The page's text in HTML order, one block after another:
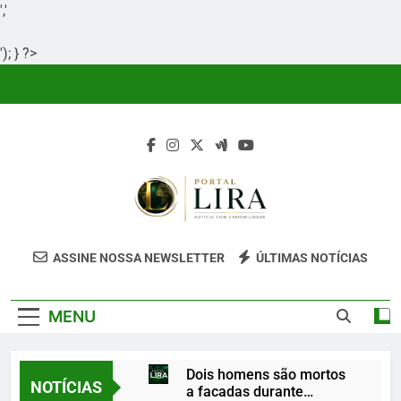
','
'); } ?>
Portal Lira
Portal Lira É Um Site Informativo
Clareza, Responsabilidade E Uma Boa
ASSINE NOSSA NEWSLETTER ÚLTIMAS NOTÍCIAS
MENU
NOTÍCIAS
Dois homens são mortos
a facadas durante